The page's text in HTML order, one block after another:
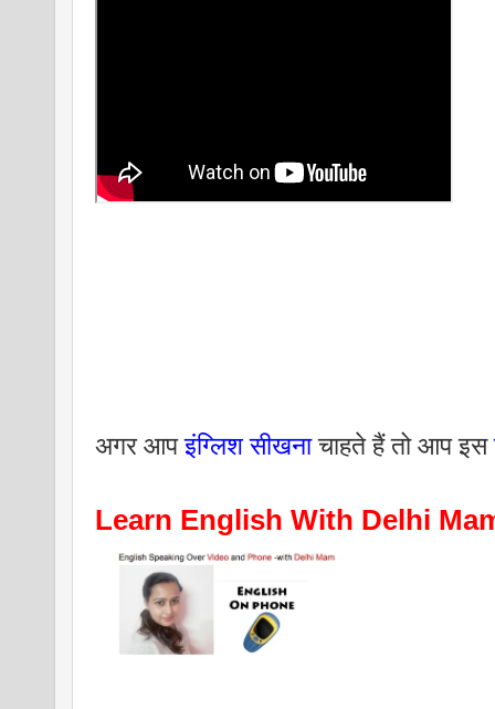
अगर आप इंग्लिश सीखना चाहते हैं तो आप इस
Learn English With Delhi